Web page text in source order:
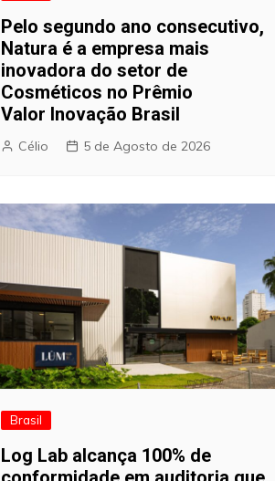
Pelo segundo ano consecutivo,
Natura é a empresa mais
inovadora do setor de
Cosméticos no Prêmio
Valor Inovação Brasil
Célio 5 de Agosto de 2026
Brasil
Log Lab alcança 100% de